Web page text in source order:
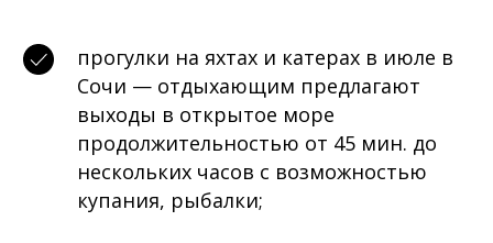
прогулки на яхтах и катерах в июле в
Сочи — отдыхающим предлагают
выходы в открытое море
продолжительностью от 45 мин. до
нескольких часов с возможностью
купания, рыбалки;